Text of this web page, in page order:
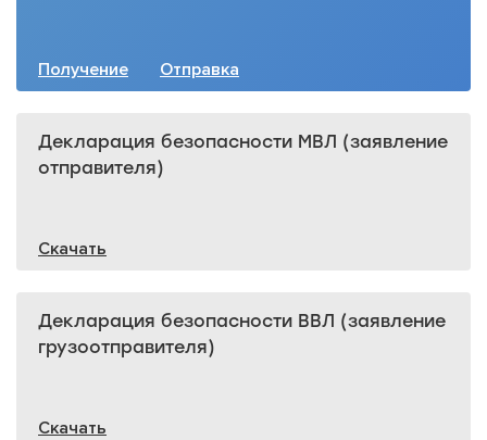
Получение Отправка
Декларация безопасности МВЛ (заявление
отправителя)
Скачать
Декларация безопасности ВВЛ (заявление
грузоотправителя)
Скачать